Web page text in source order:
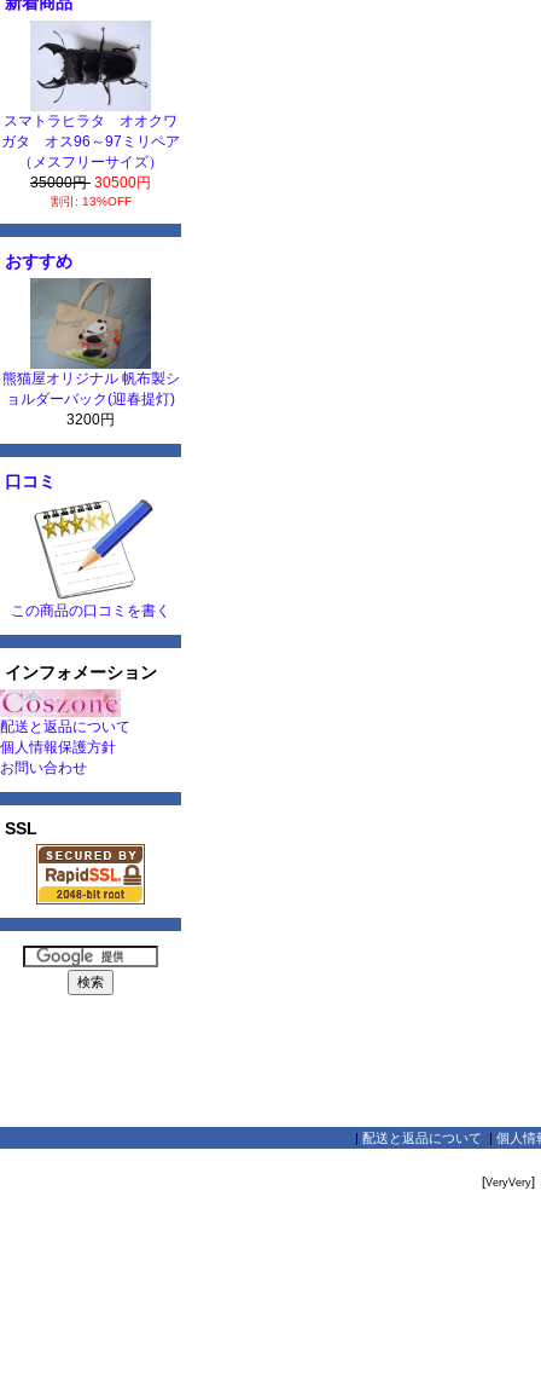
スマトラヒラタ オオクワ
ガタ オス96～97ミリペア
（メスフリーサイズ）
35000円 30500円
割引: 13%OFF
おすすめ
熊猫屋オリジナル 帆布製シ
ョルダーバック(迎春提灯)
3200円
口コミ
この商品の口コミを書く
インフォメーション
配送と返品について
個人情報保護方針
お問い合わせ
SSL
| 配送と返品について | 個人情
[VeryVery]